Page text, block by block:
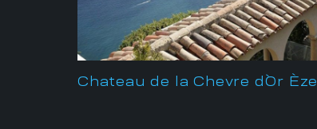
Chateau de la Chevre d`Or Èze